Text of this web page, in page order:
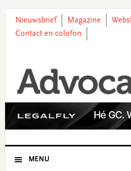
primary
main
primary
footer
Nieuwsbrief Magazine
Contact en colofon
MENU